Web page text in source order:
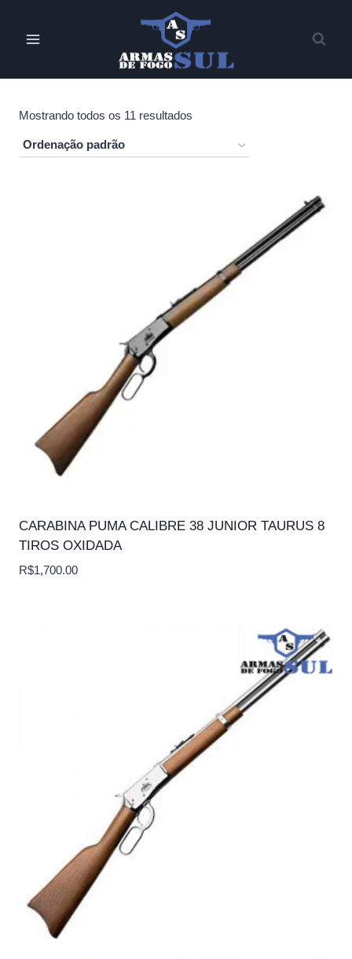
Mostrando todos os 11 resultados
CARABINA PUMA CALIBRE 38 JUNIOR TAURUS 8
TIROS OXIDADA
R$1,700.00